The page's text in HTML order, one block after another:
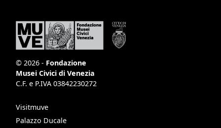
© 2026 - Fondazione
Musei Civici di Venezia
C.F. e P.IVA 03842230272
Visitmuve
Palazzo Ducale